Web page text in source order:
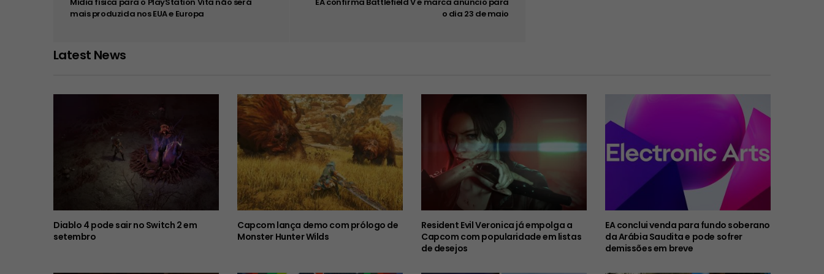
mais produzida nos EUA e Europa
o dia 23 de maio
Latest News
Diablo 4 pode sair no Switch 2 em
setembro
Capcom lança demo com prólogo de
Monster Hunter Wilds
Resident Evil Veronica já empolga a
Capcom com popularidade em listas
de desejos
EA conclui venda para fundo soberano
da Arábia Saudita e pode sofrer
demissões em breve